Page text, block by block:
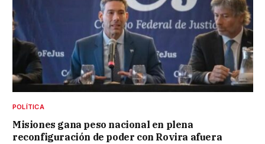
POLÍTICA
Misiones gana peso nacional en plena
reconfiguración de poder con Rovira afuera